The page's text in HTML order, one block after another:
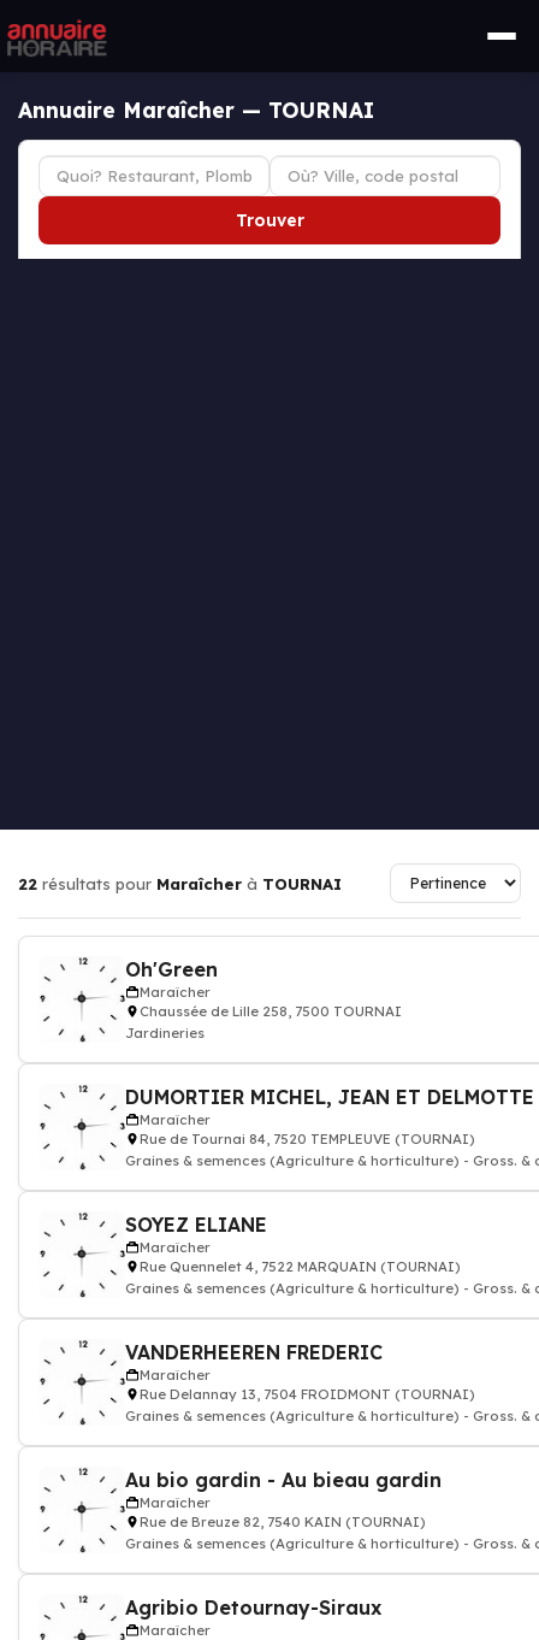
Annuaire Maraîcher — TOURNAI
Trouver
22 résultats pour Maraîcher à TOURNAI
Oh'Green
Maraîcher
Chaussée de Lille 258, 7500 TOURNAI
Jardineries
Maraîcher
Rue de Tournai 84, 7520 TEMPLEUVE (TOURNAI)
Graines & semences (Agriculture & horticulture) - Gross. &
SOYEZ ELIANE
Maraîcher
Rue Quennelet 4, 7522 MARQUAIN (TOURNAI)
Graines & semences (Agriculture & horticulture) - Gross. &
VANDERHEEREN FREDERIC
Maraîcher
Rue Delannay 13, 7504 FROIDMONT (TOURNAI)
Graines & semences (Agriculture & horticulture) - Gross. &
Au bio gardin - Au bieau gardin
Maraîcher
Rue de Breuze 82, 7540 KAIN (TOURNAI)
Graines & semences (Agriculture & horticulture) - Gross. &
Agribio Detournay-Siraux
Maraîcher